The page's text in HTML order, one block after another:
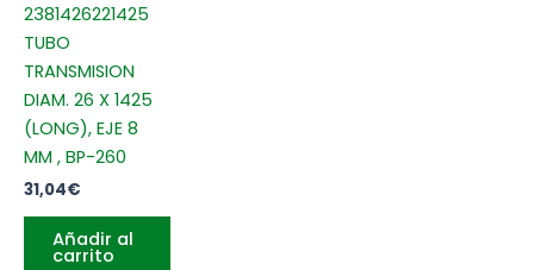
2381426221425
TUBO
TRANSMISION
DIAM. 26 X 1425
(LONG), EJE 8
MM , BP-260
31,04€
Añadir al
carrito